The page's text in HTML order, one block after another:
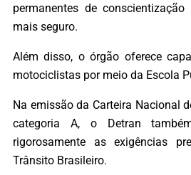
permanentes de
mais seguro.
Além disso, o órgão oferece
motociclistas por meio da Escola
Na emissão da Carteira Nacional
categoria A, o Detran
rigorosamente as exigências
Trânsito Brasileiro.